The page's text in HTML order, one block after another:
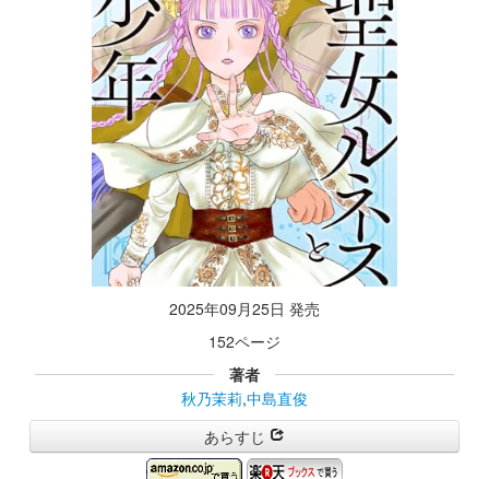
2025年09月25日 発売
152ページ
著者
秋乃茉莉,中島直俊
あらすじ